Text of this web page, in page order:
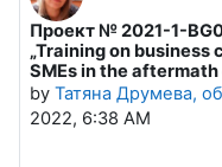
Проект № 2021-1-
„Training on
SMEs in the aftermath
by Татяна Друмева,
2022, 6:38 AM
Number of replies: 0